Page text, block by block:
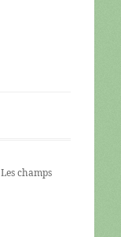
Les champs